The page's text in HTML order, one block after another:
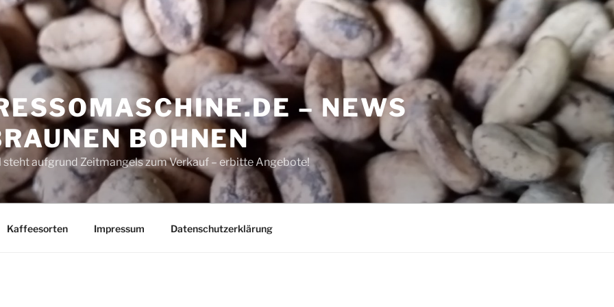
– NEWS
BOHNEN
aufgrund Zeitmangels zum Verkauf – erbitte Angebote!
Kaffeesorten Impressum Datenschutzerklärung